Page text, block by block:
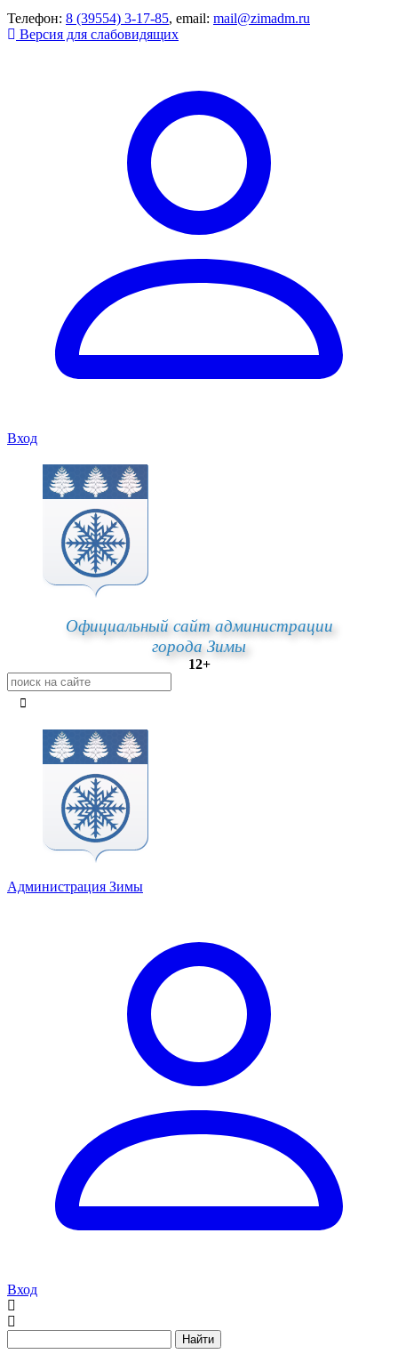
Телефон: 8 (39554) 3-17-85, email: mail@zimadm.ru
Версия для слабовидящих
Вход
Официальный сайт администрации
города Зимы
12+
Администрация Зимы
Вход
Найти